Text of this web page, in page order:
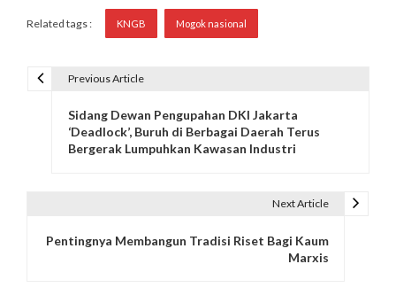
Related tags : KNGB Mogok nasional
Previous Article
Sidang Dewan Pengupahan DKI Jakarta
‘Deadlock’, Buruh di Berbagai Daerah Terus
Bergerak Lumpuhkan Kawasan Industri
Next Article
Pentingnya Membangun Tradisi Riset Bagi Kaum
Marxis